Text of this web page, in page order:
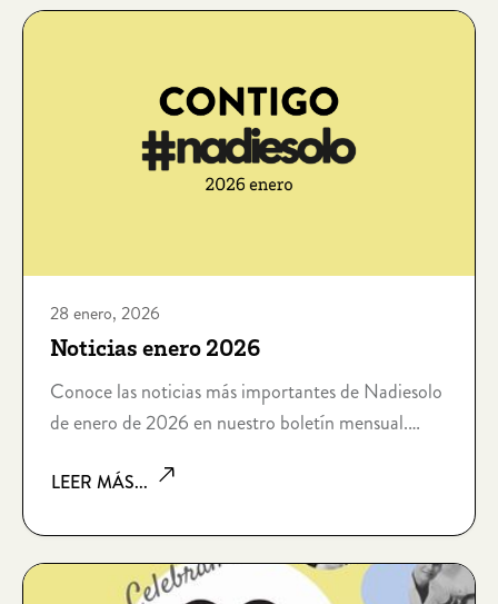
28 enero, 2026
Noticias enero 2026
Conoce las noticias más importantes de Nadiesolo
de enero de 2026 en nuestro boletín mensual.
LEER MÁS...